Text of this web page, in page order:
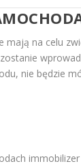
na celu
nie będzie